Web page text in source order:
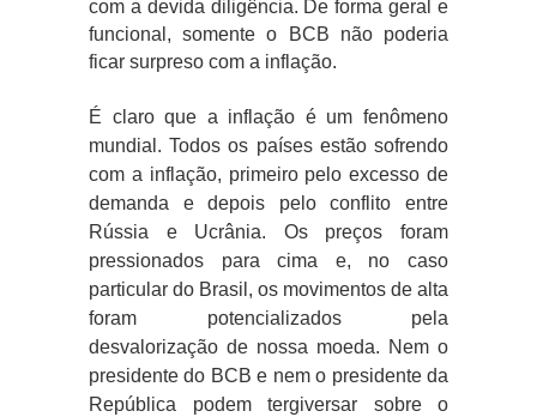
com a devida diligência. De forma geral e
funcional, somente o BCB não poderia
ficar surpreso com a inflação.
É claro que a inflação é um fenômeno
mundial. Todos os países estão sofrendo
com a inflação, primeiro pelo excesso de
demanda e depois pelo conflito entre
Rússia e Ucrânia. Os preços foram
pressionados para cima e, no caso
particular do Brasil, os movimentos de alta
foram potencializados pela
desvalorização de nossa moeda. Nem o
presidente do BCB e nem o presidente da
República podem tergiversar sobre o